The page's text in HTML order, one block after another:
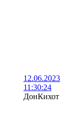
12.06.2023
11:30:24
ДонКихот